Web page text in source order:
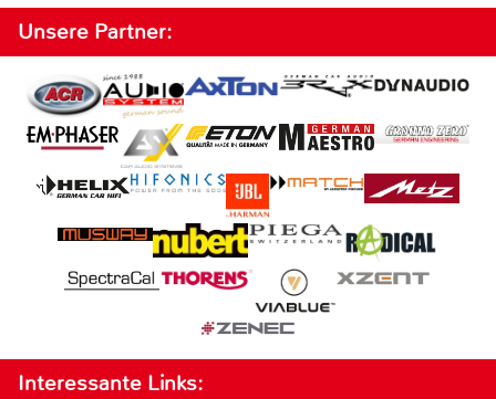
Unsere Partner:
Interessante Links: